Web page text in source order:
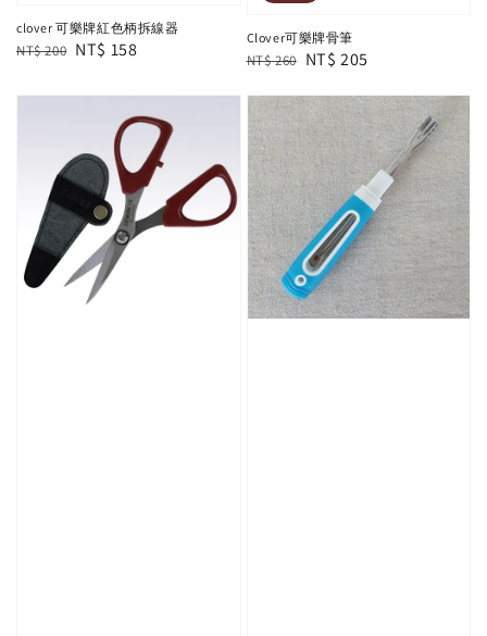
clover 可樂牌紅色柄拆線器
Regular
NT$ 200 Sale
NT$ 158
Clover可樂牌骨筆
Regular
NT$ 260 Sale
NT$ 205